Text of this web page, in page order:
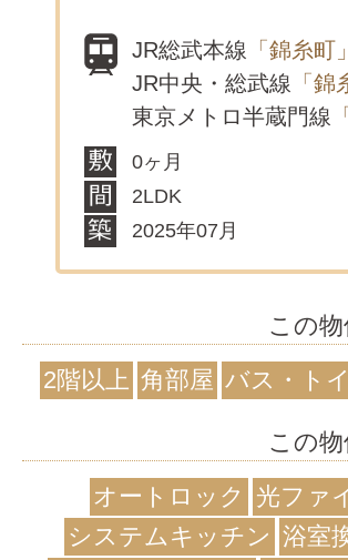
JR総武本線 「錦糸町
JR中央・総武線 「錦
東京メトロ半蔵門線
0ヶ月
2LDK
2025年07月
この
2階以上 角部屋 バス・ト
この
オートロック
光ファ
システムキッチン 浴室